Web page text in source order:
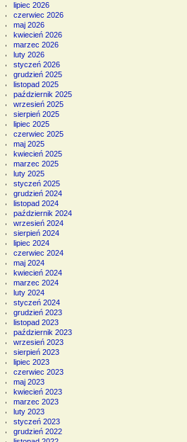
lipiec 2026
czerwiec 2026
maj 2026
kwiecień 2026
marzec 2026
luty 2026
styczeń 2026
grudzień 2025
listopad 2025
październik 2025
wrzesień 2025
sierpień 2025
lipiec 2025
czerwiec 2025
maj 2025
kwiecień 2025
marzec 2025
luty 2025
styczeń 2025
grudzień 2024
listopad 2024
październik 2024
wrzesień 2024
sierpień 2024
lipiec 2024
czerwiec 2024
maj 2024
kwiecień 2024
marzec 2024
luty 2024
styczeń 2024
grudzień 2023
listopad 2023
październik 2023
wrzesień 2023
sierpień 2023
lipiec 2023
czerwiec 2023
maj 2023
kwiecień 2023
marzec 2023
luty 2023
styczeń 2023
grudzień 2022